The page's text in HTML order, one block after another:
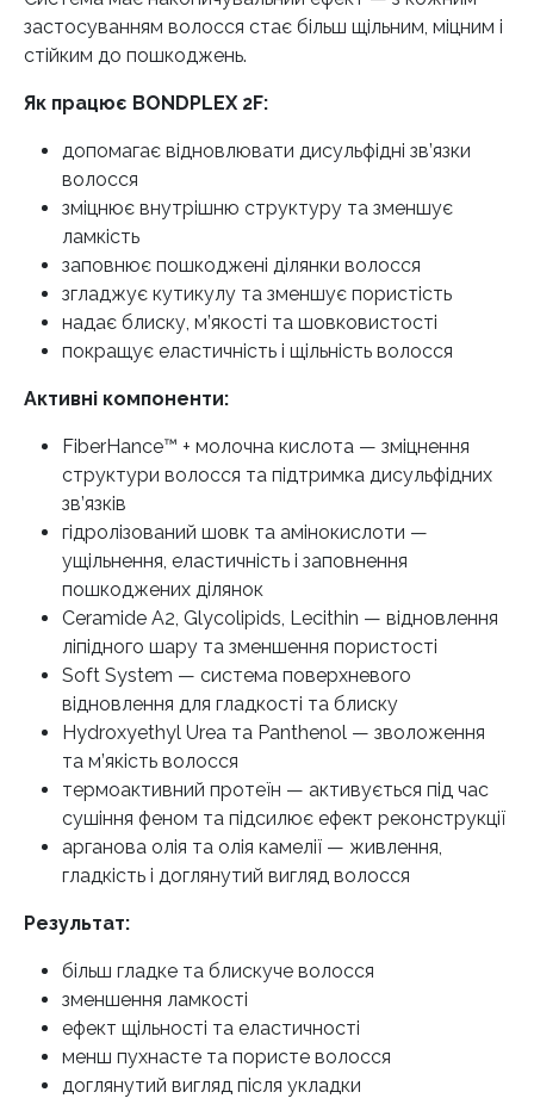
застосуванням волосся стає більш щільним, міцним і
стійким до пошкоджень.
Як працює BONDPLEX 2F:
допомагає відновлювати дисульфідні зв’язки
волосся
зміцнює внутрішню структуру та зменшує
ламкість
заповнює пошкоджені ділянки волосся
згладжує кутикулу та зменшує пористість
надає блиску, м’якості та шовковистості
покращує еластичність і щільність волосся
Активні компоненти:
FiberHance™ + молочна кислота — зміцнення
структури волосся та підтримка дисульфідних
зв’язків
гідролізований шовк та амінокислоти —
ущільнення, еластичність і заповнення
пошкоджених ділянок
Ceramide A2, Glycolipids, Lecithin — відновлення
ліпідного шару та зменшення пористості
Soft System — система поверхневого
відновлення для гладкості та блиску
Hydroxyethyl Urea та Panthenol — зволоження
та м’якість волосся
термоактивний протеїн — активується під час
сушіння феном та підсилює ефект реконструкції
арганова олія та олія камелії — живлення,
гладкість і доглянутий вигляд волосся
Результат:
більш гладке та блискуче волосся
зменшення ламкості
ефект щільності та еластичності
менш пухнасте та пористе волосся
доглянутий вигляд після укладки